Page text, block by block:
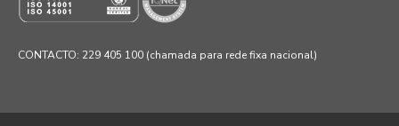
CONTACTO: 229 405 100 (chamada para rede fixa nacional)